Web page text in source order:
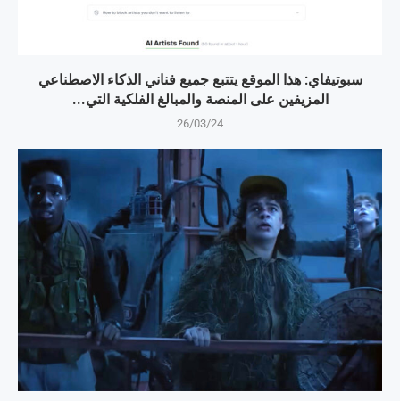
سبوتيفاي: هذا الموقع يتتبع جميع فناني الذكاء الاصطناعي
المزيفين على المنصة والمبالغ الفلكية التي...
26/03/24